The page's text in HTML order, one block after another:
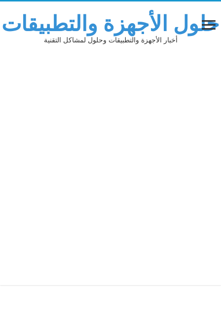
حلول الأجهزة والتطبيقات
أخبار الأجهزة والتطبيقات وحلول لمشاكل التقنية